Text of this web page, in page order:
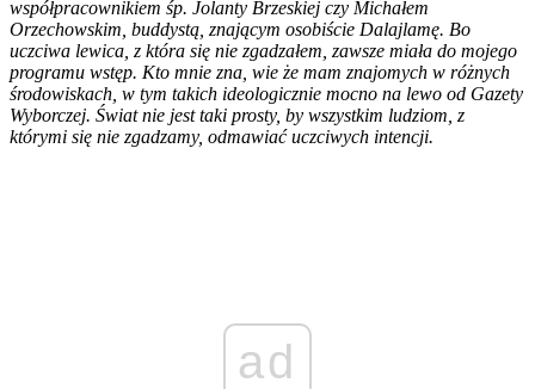
współpracownikiem śp. Jolanty Brzeskiej czy Michałem
Orzechowskim, buddystą, znającym osobiście Dalajlamę. Bo
uczciwa lewica, z która się nie zgadzałem, zawsze miała do mojego
programu wstęp. Kto mnie zna, wie że mam znajomych w różnych
środowiskach, w tym takich ideologicznie mocno na lewo od Gazety
Wyborczej. Świat nie jest taki prosty, by wszystkim ludziom, z
którymi się nie zgadzamy, odmawiać uczciwych intencji.
ad